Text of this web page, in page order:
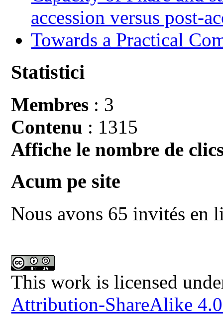
accession versus post-
Towards a Practical
Statistici
Membres : 3
Contenu : 1315
Affiche le nombre de
Acum pe site
Nous avons 65 invités en
This work is licensed
Attribution-ShareAlike